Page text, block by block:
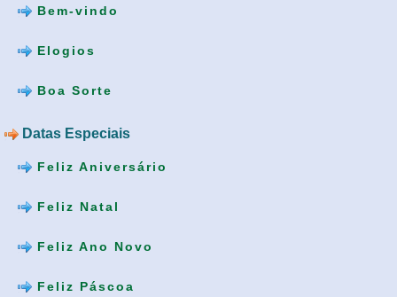
Bem-vindo
Elogios
Boa Sorte
Datas Especiais
Feliz Aniversário
Feliz Natal
Feliz Ano Novo
Feliz Páscoa